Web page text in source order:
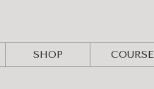
SHOP COURSE